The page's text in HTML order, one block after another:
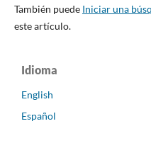
También puede Iniciar una
este artículo.
Idioma
English
Español